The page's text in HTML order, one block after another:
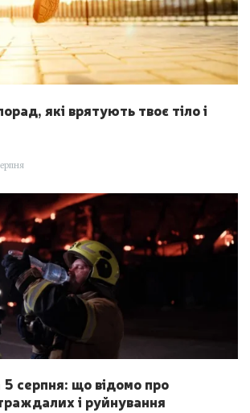
які врятують твоє тіло і
5 серпня: що відомо про
і руйнування